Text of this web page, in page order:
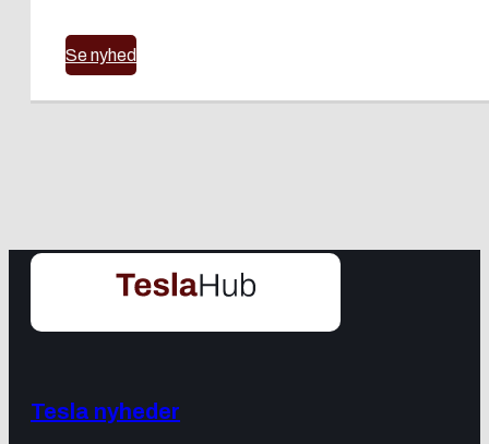
Se nyhed
Tesla nyheder